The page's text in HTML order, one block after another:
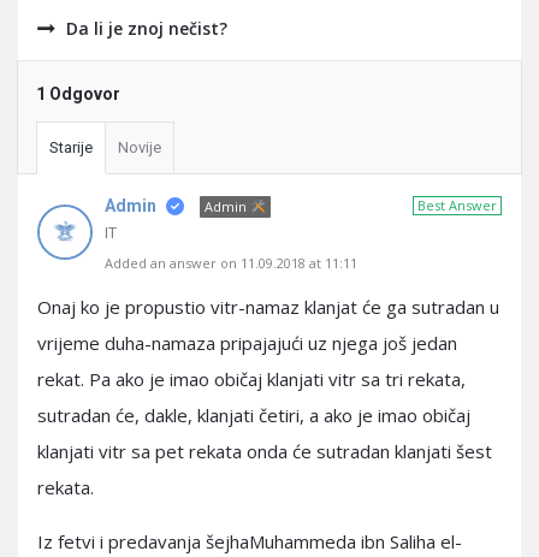
Da li je znoj nečist?
1 Odgovor
Starije Novije
Best Answer
Admin Admin
IT
Added an answer on 11.09.2018 at 11:11
Onaj ko je propustio vitr-namaz klanjat će ga sutradan u
vrijeme duha-namaza pripajajući uz njega još jedan
rekat. Pa ako je imao običaj klanjati vitr sa tri rekata,
sutradan će, dakle, klanjati četiri, a ako je imao običaj
klanjati vitr sa pet rekata onda će sutradan klanjati šest
rekata.
Iz fetvi i predavanja šejhaMuhammeda ibn Saliha el-